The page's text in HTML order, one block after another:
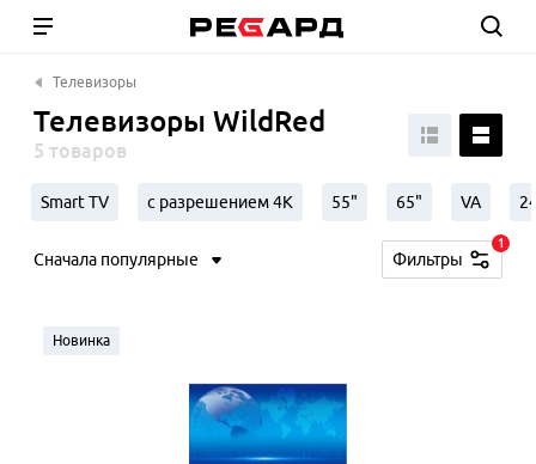
Телевизоры
Телевизоры WildRed
5 товаров
Smart TV с разрешением 4К 55" 65" VA
Сначала популярные Фильтры
1
Новинка